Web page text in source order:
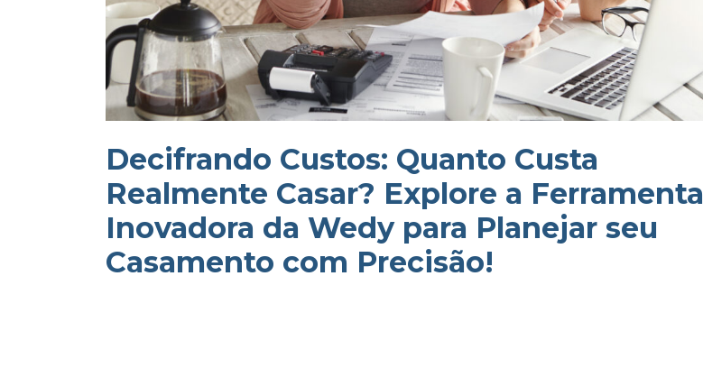
Decifrando Custos: Quanto Custa
Realmente Casar? Explore a Ferramenta
Inovadora da Wedy para Planejar seu
Casamento com Precisão!